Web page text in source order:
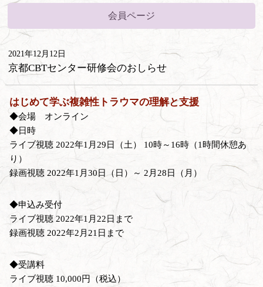
会員ページ
2021年12月12日
京都CBTセンター研修会のおしらせ
はじめて学ぶ複雑性トラウマの理解と支援
◆会場 オンライン
◆日時
ライブ視聴 2022年1月29日（土） 10時～16時（1時間休憩あ
り）
録画視聴 2022年1月30日（日）～ 2月28日（月）
◆申込み受付
ライブ視聴 2022年1月22日まで
録画視聴 2022年2月21日まで
◆受講料
ライブ視聴 10,000円（税込）